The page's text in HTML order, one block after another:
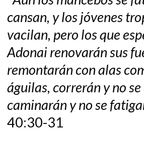
cansan, y los jóvenes
vacilan, pero los que
Adonai renovarán sus
remontarán con alas
águilas, correrán y no
caminarán y no se
40:30-31